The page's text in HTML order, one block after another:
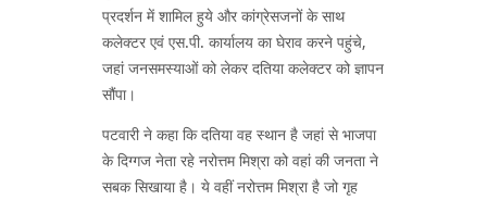
प्रदर्शन में शामिल हुये और कांग्रेसजनों के साथ
कलेक्टर एवं एस.पी. कार्यालय का घेराव करने पहुंचे,
जहां जनसमस्याओं को लेकर दतिया कलेक्टर को ज्ञापन
सौंपा।
पटवारी ने कहा कि दतिया वह स्थान है जहां से भाजपा
के दिग्गज नेता रहे नरोत्तम मिश्रा को वहां की जनता ने
सबक सिखाया है। ये वहीं नरोत्तम मिश्रा है जो गृह